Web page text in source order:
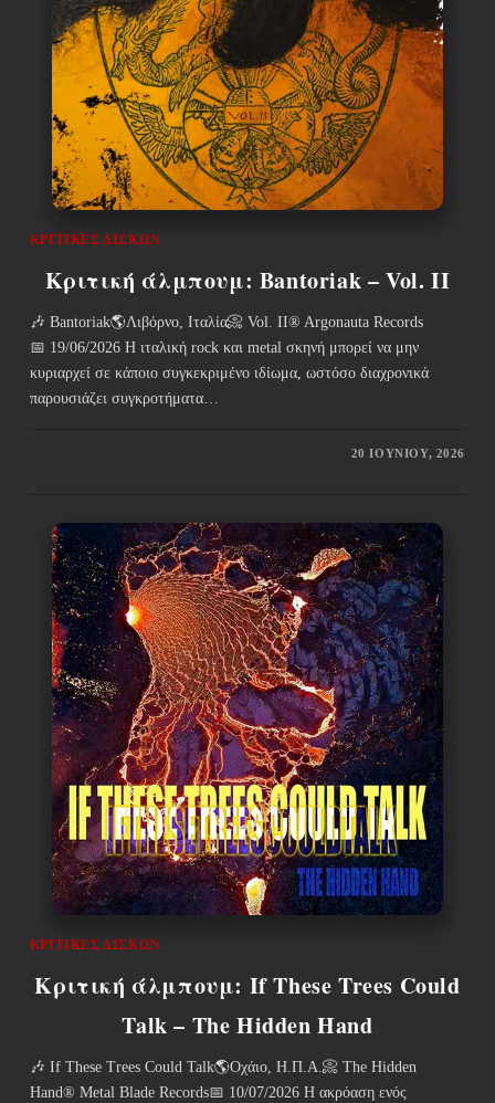
ΚΡΙΤΙΚΈΣ ΔΊΣΚΩΝ
Κριτική άλμπουμ: Bantoriak – Vol. II
🎶 Bantoriak🌎Λιβόρνο, Ιταλία📀 Vol. II® Argonauta Records
📅 19/06/2026 Η ιταλική rock και metal σκηνή μπορεί να μην
κυριαρχεί σε κάποιο συγκεκριμένο ιδίωμα, ωστόσο διαχρονικά
παρουσιάζει συγκροτήματα…
20 ΙΟΥΝΊΟΥ, 2026
ΚΡΙΤΙΚΈΣ ΔΊΣΚΩΝ
Κριτική άλμπουμ: If These Trees Could
Talk – The Hidden Hand
🎶 If These Trees Could Talk🌎Οχάιο, Η.Π.Α.📀 The Hidden
Hand® Metal Blade Records📅 10/07/2026 Η ακρόαση ενός